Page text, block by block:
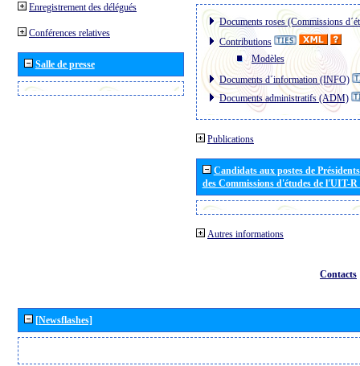
Enregistrement des délégués
Conférences relatives
Salle de presse
Documents roses (Commissions
Contributions
Modèles
Documents d´information (INFO)
Documents administratifs (ADM)
Publications
Candidats aux postes de
des Commissions d'études de l'UIT-
Autres informations
Contacts
[Newsflashes]